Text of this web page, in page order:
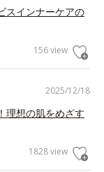
スインナーケアの
156 view
2025/12/18
理想の肌をめざす
1828 view